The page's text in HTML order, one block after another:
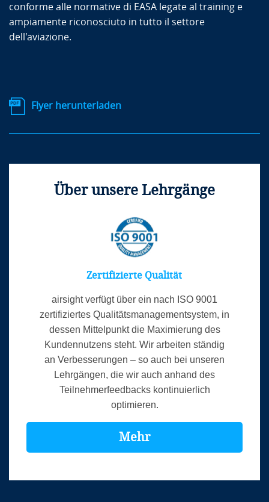
conforme alle normative di EASA legate al training e
ampiamente riconosciuto in tutto il settore
dell'aviazione.
Flyer herunterladen
Über unsere Lehrgänge
Zertifizierte Qualität
airsight verfügt über ein nach ISO 9001
zertifiziertes Qualitätsmanagementsystem, in
dessen Mittelpunkt die Maximierung des
Kundennutzens steht. Wir arbeiten ständig
an Verbesserungen – so auch bei unseren
Lehrgängen, die wir auch anhand des
Teilnehmerfeedbacks kontinuierlich
optimieren.
Mehr